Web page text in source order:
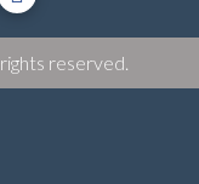
reserved.